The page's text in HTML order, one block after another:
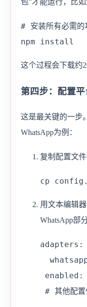
# 安装所有必需的
npm install
这个过程会下载约
第四步：配置
这是最关键的一步
WhatsApp为例：
复制配置文件
cp
用文本编辑
WhatsApp部分
adapters:
# 其他配置